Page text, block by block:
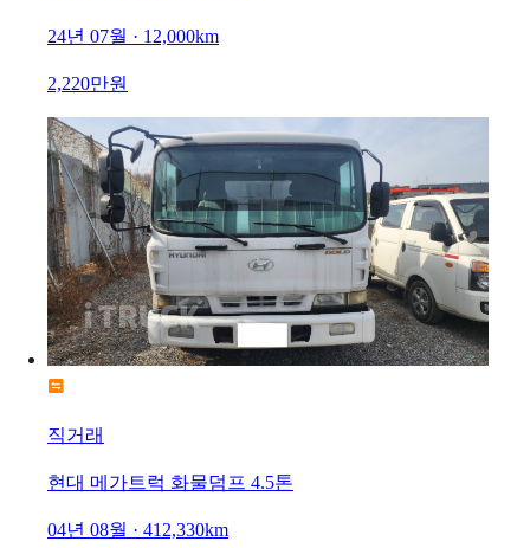
24년 07월 · 12,000km
2,220만원
직거래
현대 메가트럭 화물덤프 4.5톤
04년 08월 · 412,330km